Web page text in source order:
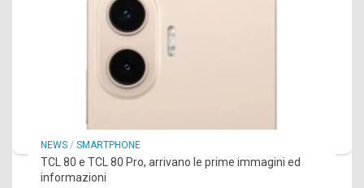
NEWS / SMARTPHONE
TCL 80 e TCL 80 Pro, arrivano le prime immagini ed
informazioni